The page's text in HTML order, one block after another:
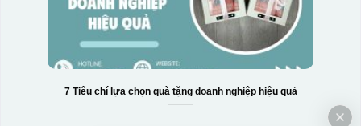
7 Tiêu chí lựa chọn quà tặng doanh nghiệp hiệu quả